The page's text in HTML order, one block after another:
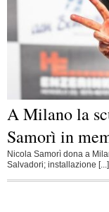
A Milano la
Samorì in
Nicola Samorì dona a
Salvadori; installazione [...]